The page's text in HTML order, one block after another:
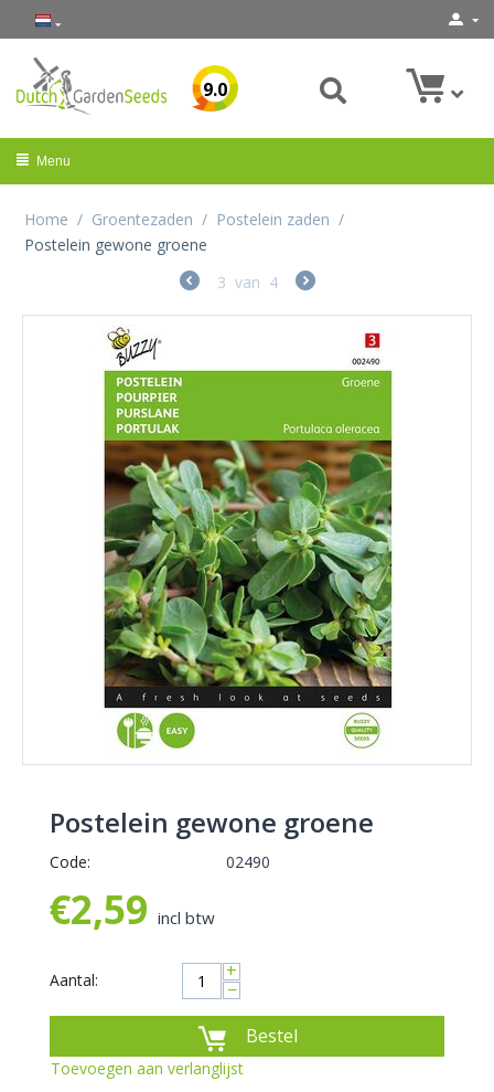
9.0
Menu
Home / Groentezaden / Postelein zaden /
Postelein gewone groene
3 van 4
Postelein gewone groene
Code: 02490
€2,59 incl btw
Aantal: +
−
Bestel
Toevoegen aan verlanglijst